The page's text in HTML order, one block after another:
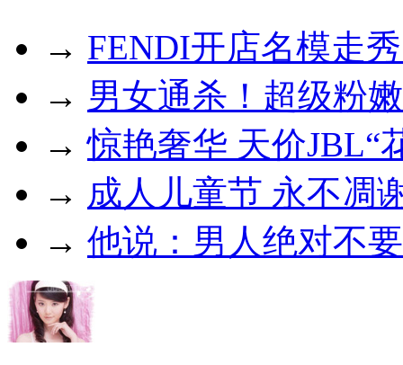
→ FENDI开店名模走
→ 男女通杀！超级粉
→惊艳奢华 天价JBL“
→ 成人儿童节 永不凋
→ 他说：男人绝对不